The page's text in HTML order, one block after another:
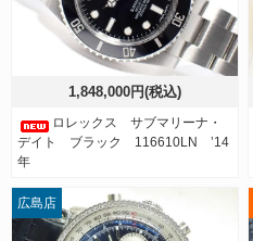
1,848,000円(税込)
ロレックス サブマリーナ・
デイト ブラック 116610LN ’14
年
広島店